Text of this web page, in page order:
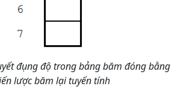
đụng độ trong bảng băm đóng bằng
lược băm lại tuyến tính